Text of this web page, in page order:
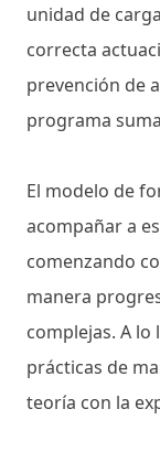
unidad de
correcta
prevención de
programa
El modelo de
acompañar a
comenzando
manera
complejas. A
prácticas de
teoría con la